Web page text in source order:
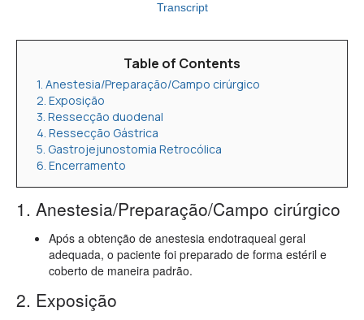
Transcript
Table of Contents
1. Anestesia/Preparação/Campo cirúrgico
2. Exposição
3. Ressecção duodenal
4. Ressecção Gástrica
5. Gastrojejunostomia Retrocólica
6. Encerramento
1. Anestesia/Preparação/Campo cirúrgico
Após a obtenção de anestesia endotraqueal geral
adequada, o paciente foi preparado de forma estéril e
coberto de maneira padrão.
2. Exposição